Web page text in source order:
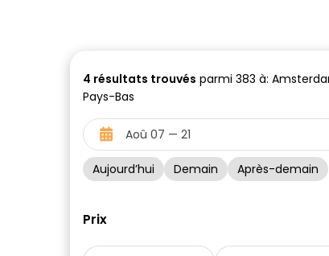
4 résultats trouvés parmi 383 à:
Pays-Bas
Aujourd’hui Demain Après-demain
Prix